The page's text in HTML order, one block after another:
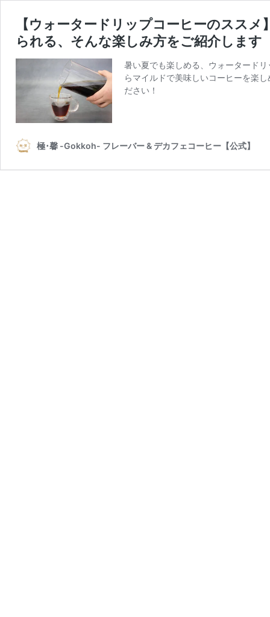
【ウォータードリップコーヒーのスス
られる、そんな楽しみ方をご紹介します
暑い夏でも楽しめる、ウォータード
らマイルドで美味しいコーヒーを楽
ださい！
極･馨 -Gokkoh- フレーバー & デカフェコーヒー【公式】